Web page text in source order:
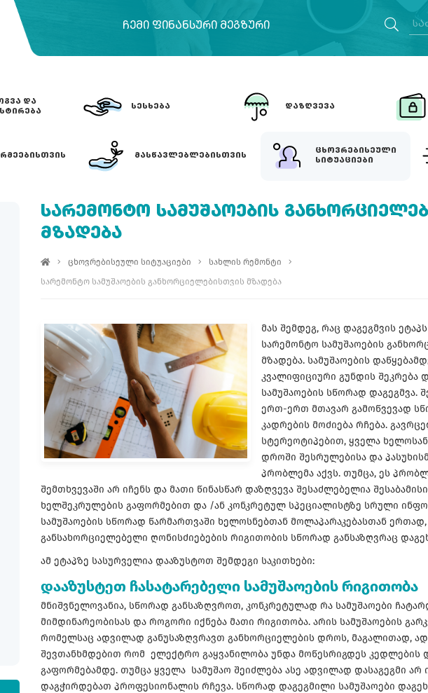
ᲩᲔᲛᲘ ᲤᲘᲜᲐᲜᲡᲣᲠᲘ ᲛᲔᲒᲖᲣᲠᲘ
ᲓᲐ
ᲡᲔᲡᲮᲔᲑᲐ ᲓᲐᲖᲦᲕᲔᲕᲐ
ᲛᲐᲡᲬᲐᲕᲚᲔᲑᲚᲔᲑᲘᲡᲗᲕᲘᲡ
ᲪᲮᲝᲕᲠᲔᲑᲘᲡᲔᲣᲚᲘ
ᲡᲘᲢᲣᲐᲪᲘᲔᲑᲘ
ᲡᲐᲠᲔᲛᲝᲜᲢᲝ ᲡᲐᲛᲣᲨᲐᲝᲔᲑᲘᲡ
ᲛᲖᲐᲓᲔᲑᲐ
ცხოვრებისეული სიტუაციები
სახლის რემონტი
სარემონტო სამუშაოების განხორციელებისთვის მზადება
მას შემდეგ, რაც დაგეგმვის
სარემონტო სამუშაოების
მზადება. სამუშაოების
კვალიფიციური გუნდის შეკრება
სამუშაოების სწორად დაგეგმვა.
ერთ-ერთ მთავარ გამოწვევად
კადრების მოძიება რჩება.
სტერეოტიპებით, ყველა
დროში შესრულებისა და
პრობლემა აქვს. თუმცა, ეს
შემთხვევაში არ იჩენს და მათი წინასწარ დაზღვევა შესაძლებელია
ხელშეკრულების გაფორმებით და /ან კონკრეტულ სპეციალისტზე სრული
სამუშაოების სწორად წარმართვაში ხელოსნებთან მოლაპარაკებასთან ერთად,
განსახორციელებელი ღონისძიებების რიგითობის სწორად განსაზღვრაც
ამ ეტაპზე სასურველია დააზუსტოთ შემდეგი საკითხები:
დააზუსტეთ ჩასატარებელი სამუშაოების რიგითობა
მნიშვნელოვანია, სწორად განსაზღვროთ, კონკრეტულად რა სამუშაოები
მიმდინარეობისას და როგორი იქნება მათი რიგითობა. არის სამუშაოების
რომელსაც ადვილად განუსაზღვრავთ განხორციელების დროს, მაგალითად,
შევთანხმდებით რომ ელექტრო გაყვანილობა უნდა მოწესრიგდეს კედლების
გაფორმებამდე. თუმცა ყველა სამუშაო შეიძლება ასე ადვილად დასაგეგმი არ
დაგჭირდებათ პროფესიონალის რჩევა. სწორად დაგეგმილი სამუშაოები